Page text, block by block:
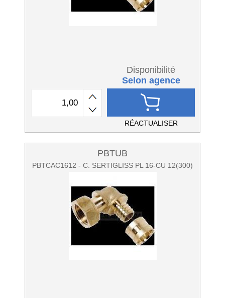
Disponibilité
Selon agence
RÉACTUALISER
PBTUB
PBTCAC1612 - C. SERTIGLISS PL 16-CU 12(300)